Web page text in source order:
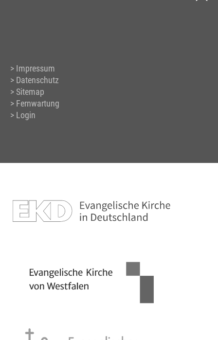
Impressum
Datenschutz
Sitemap
Fernwartung
Login